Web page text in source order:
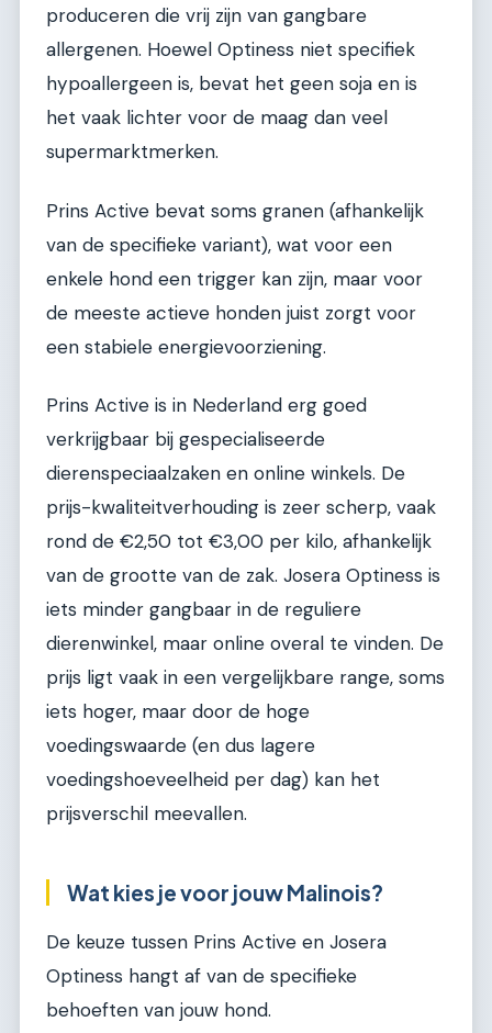
produceren die vrij zijn van gangbare
allergenen. Hoewel Optiness niet specifiek
hypoallergeen is, bevat het geen soja en is
het vaak lichter voor de maag dan veel
supermarktmerken.
Prins Active bevat soms granen (afhankelijk
van de specifieke variant), wat voor een
enkele hond een trigger kan zijn, maar voor
de meeste actieve honden juist zorgt voor
een stabiele energievoorziening.
Prins Active is in Nederland erg goed
verkrijgbaar bij gespecialiseerde
dierenspeciaalzaken en online winkels. De
prijs-kwaliteitverhouding is zeer scherp, vaak
rond de €2,50 tot €3,00 per kilo, afhankelijk
van de grootte van de zak. Josera Optiness is
iets minder gangbaar in de reguliere
dierenwinkel, maar online overal te vinden. De
prijs ligt vaak in een vergelijkbare range, soms
iets hoger, maar door de hoge
voedingswaarde (en dus lagere
voedingshoeveelheid per dag) kan het
prijsverschil meevallen.
Wat kies je voor jouw Malinois?
De keuze tussen Prins Active en Josera
Optiness hangt af van de specifieke
behoeften van jouw hond.